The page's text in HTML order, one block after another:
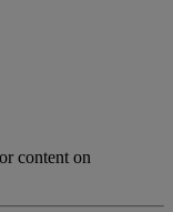
content on